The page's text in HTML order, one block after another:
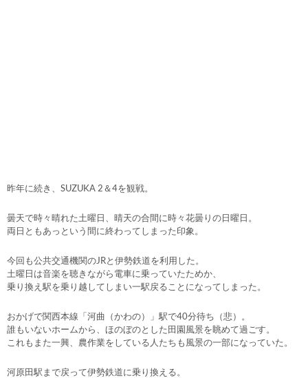
昨年に続き、SUZUKA 2＆4を観戦。
曇天で時々晴れた土曜日、晴天の合間に時々花曇りの日曜日。
両日ともあっという間に終わってしまった印象。
今回も公共交通機関のJRと伊勢鉄道を利用した。
土曜日は音楽を聴きながら電車に乗っていたためか、
乗り換え駅を乗り越してしまい一駅戻ることになってしまった。
おかげで関西本線「河曲（かわの）」駅で40分待ち（悲）。
誰もいないホームから、ほのぼのとした田園風景を眺めて過ごす。
これもまた一興、農作業をしている人たちも風景の一部になっていた。
河原田駅まで戻って伊勢鉄道に乗り換える。